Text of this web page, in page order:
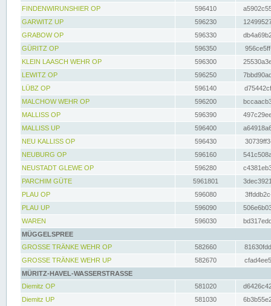
FINDENWIRUNSHIER OP
596410
GARWITZ UP
596230
GRABOW OP
596330
GÜRITZ OP
596350
KLEIN LAASCH WEHR OP
596300
LEWITZ OP
596250
LÜBZ OP
596140
MALCHOW WEHR OP
596200
MALLISS OP
596390
MALLISS UP
596400
NEU KALLISS OP
596430
NEUBURG OP
596160
NEUSTADT GLEWE OP
596280
PARCHIM GÜTE
5961801
PLAU OP
596080
PLAU UP
596090
WAREN
596030
MÜGGELSPREE
GROSSE TRÄNKE WEHR OP
582660
GROSSE TRÄNKE WEHR UP
582670
MÜRITZ-HAVEL-WASSERSTRASSE
Diemitz OP
581020
Diemitz UP
581030